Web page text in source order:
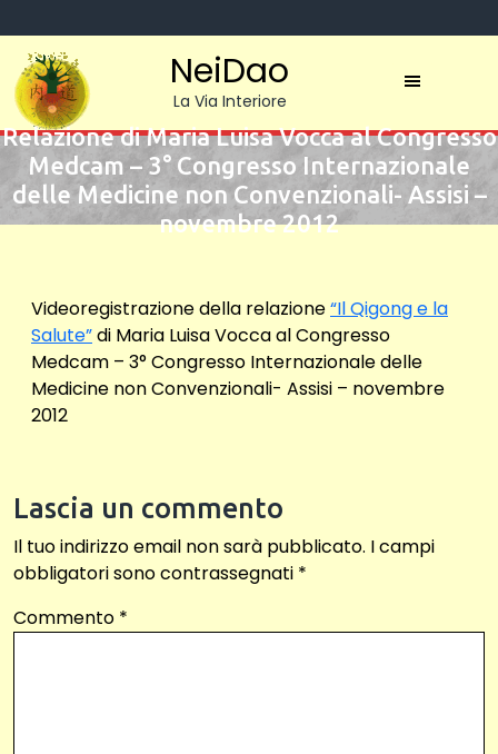
to
content
NeiDao
La Via Interiore
Relazione di Maria Luisa Vocca al Congresso
Medcam – 3° Congresso Internazionale
delle Medicine non Convenzionali- Assisi –
novembre 2012
Videoregistrazione della relazione“Il Qigong e la
Salute”di Maria Luisa Vocca al Congresso
Medcam – 3° Congresso Internazionale delle
Medicine non Convenzionali- Assisi – novembre
2012
Lascia un commento
Il tuo indirizzo email non sarà pubblicato. I campi
obbligatori sono contrassegnati *
Commento *